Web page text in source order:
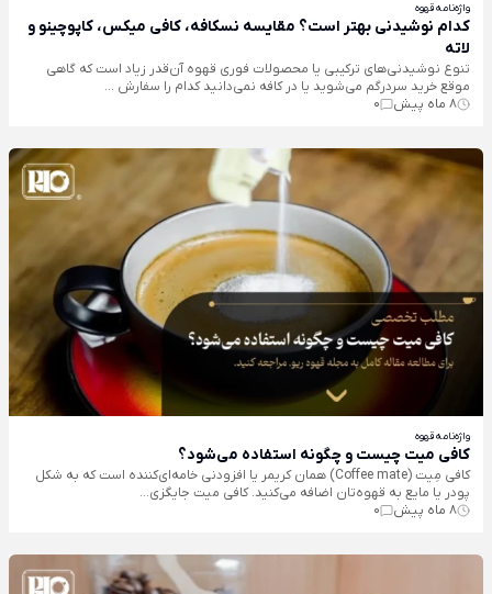
واژه‌نامه قهوه
کدام نوشیدنی بهتر است؟ مقایسه نسکافه، کافی میکس، کاپوچینو و
لاته
تنوع نوشیدنی‌های ترکیبی یا محصولات فوری قهوه آن‌قدر زیاد است که گاهی
موقع خرید سردرگم می‌شوید یا در کافه نمی‌دانید کدام را سفارش ...
8 ماه پیش
0
واژه‌نامه قهوه
کافی میت چیست و چگونه استفاده می‌شود؟
کافی مِیت (Coffee mate) همان کریمر یا افزودنی خامه‌ای‌کننده است که به شکل
پودر یا مایع به قهوه‌تان اضافه می‌کنید. کافی میت جایگزی...
8 ماه پیش
0